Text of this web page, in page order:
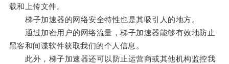
载和上传文件。
梯子加速器的网络安全特性也是其吸引人的地方。
通过加密用户的网络流量，梯子加速器能够有效地防止
黑客和间谍软件获取我们的个人信息。
此外，梯子加速器还可以防止运营商或其他机构监控我